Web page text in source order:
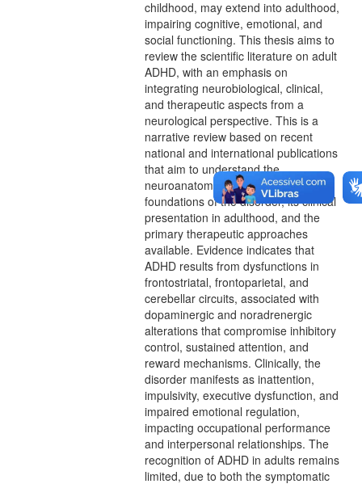
childhood, may extend into adulthood,
impairing cognitive, emotional, and
social functioning. This thesis aims to
review the scientific literature on adult
ADHD, with an emphasis on
integrating neurobiological, clinical,
and therapeutic aspects from a
neurological perspective. This is a
narrative review based on recent
national and international publications
that aim to understand the
neuroanatomical and functional
foundations of the disorder, its clinical
presentation in adulthood, and the
primary therapeutic approaches
available. Evidence indicates that
ADHD results from dysfunctions in
frontostriatal, frontoparietal, and
cerebellar circuits, associated with
dopaminergic and noradrenergic
alterations that compromise inhibitory
control, sustained attention, and
reward mechanisms. Clinically, the
disorder manifests as inattention,
impulsivity, executive dysfunction, and
impaired emotional regulation,
impacting occupational performance
and interpersonal relationships. The
recognition of ADHD in adults remains
limited, due to both the symptomatic